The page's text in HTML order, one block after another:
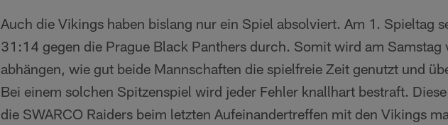
Auch die Vikings haben bislang nur ein Spiel absolviert. Am 1. Spieltag
31:14 gegen die Prague Black Panthers durch. Somit wird am Samstag
abhängen, wie gut beide Mannschaften die spielfreie Zeit genutzt und
Bei einem solchen Spitzenspiel wird jeder Fehler knallhart bestraft.
die SWARCO Raiders beim letzten Aufeinandertreffen mit den Vikings